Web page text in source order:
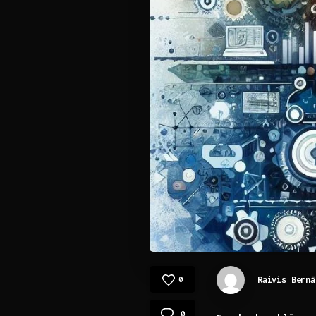
0
0
Raivis